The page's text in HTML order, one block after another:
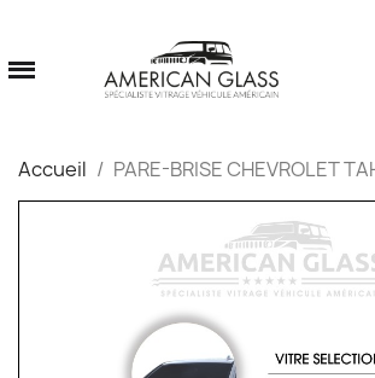
Accueil PARE-BRISE CHEVROLET